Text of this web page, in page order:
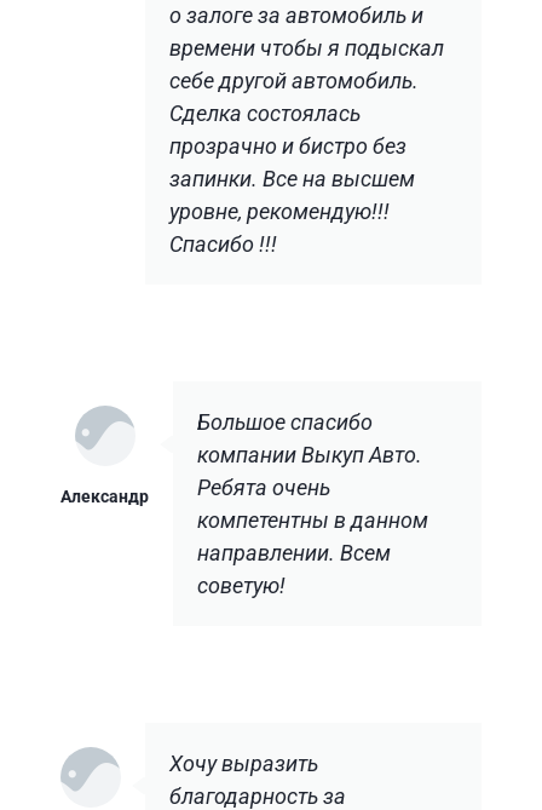
о залоге за автомобиль и
времени чтобы я подыскал
себе другой автомобиль.
Сделка состоялась
прозрачно и бистро без
запинки. Все на высшем
уровне, рекомендую!!!
Спасибо !!!
Большое спасибо
компании Выкуп Авто.
Ребята очень
компетентны в данном
направлении. Всем
советую!
Александр
Хочу выразить
благодарность за